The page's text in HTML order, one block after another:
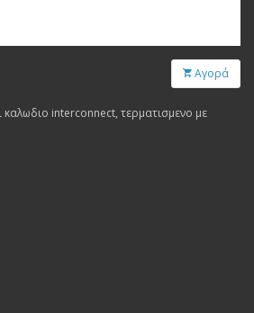
Αγορά
καλωδιο interconnect, τερματισμενο με